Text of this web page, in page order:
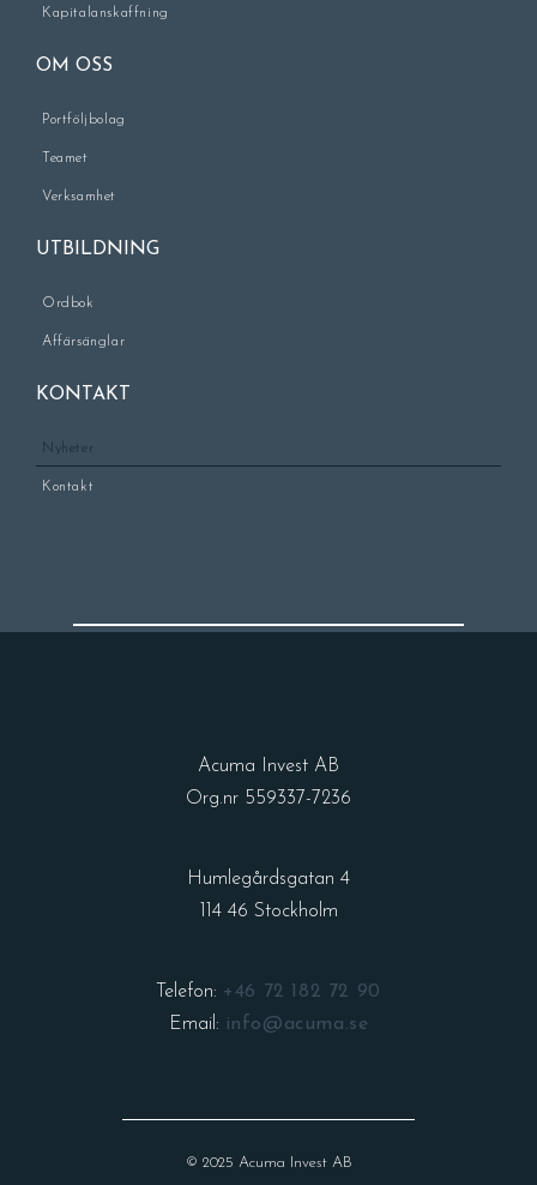
Kapitalanskaffning
OM OSS
Portföljbolag
Teamet
Verksamhet
UTBILDNING
Ordbok
Affärsänglar
KONTAKT
Nyheter
Kontakt
Acuma Invest AB
Org.nr 559337-7236
Humlegårdsgatan 4
114 46 Stockholm
Telefon: +46 72 182 72 90
Email: info@acuma.se
© 2025 Acuma Invest AB